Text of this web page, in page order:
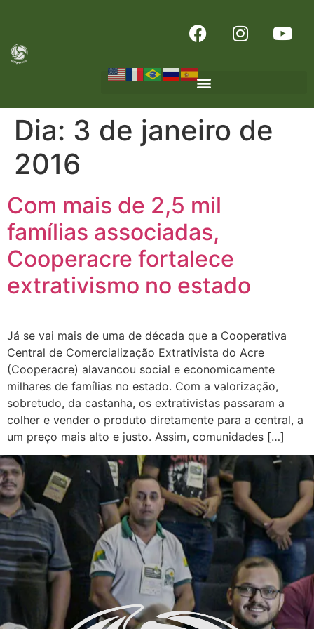
Dia: 3 de janeiro de
2016
Com mais de 2,5 mil
famílias associadas,
Cooperacre fortalece
extrativismo no estado
Já se vai mais de uma de década que a Cooperativa
Central de Comercialização Extrativista do Acre
(Cooperacre) alavancou social e economicamente
milhares de famílias no estado. Com a valorização,
sobretudo, da castanha, os extrativistas passaram a
colher e vender o produto diretamente para a central, a
um preço mais alto e justo. Assim, comunidades […]